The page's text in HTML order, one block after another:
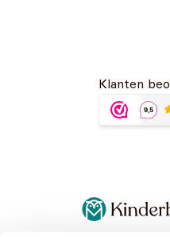
Klanten